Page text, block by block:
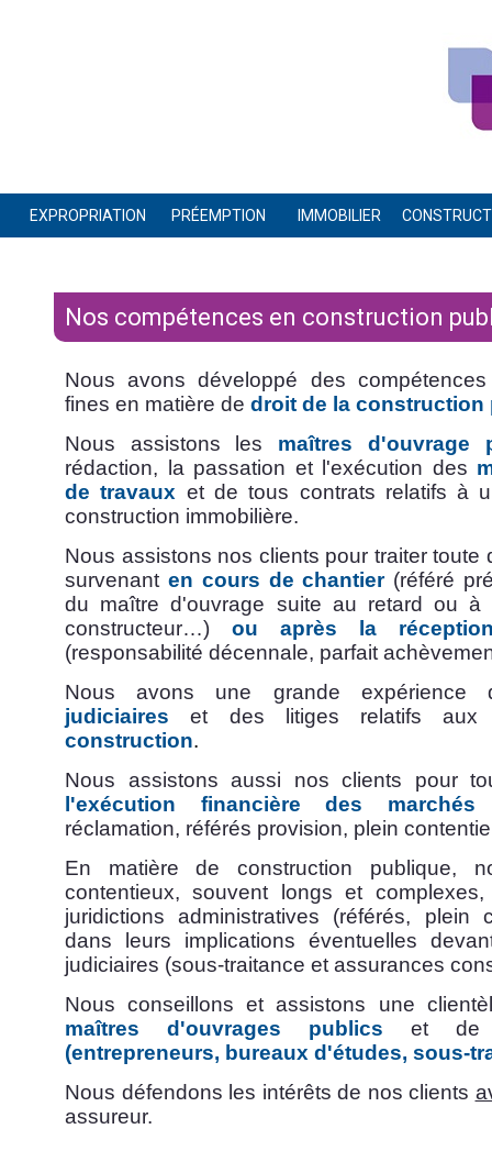
EXPROPRIATION PRÉEMPTION IMMOBILIER
Nos compétences en construction
Nous avons développé des compétences
fines en matière de droit de la construction
Nous assistons les maîtres d'ouvrage
rédaction, la passation et l'exécution des
de travaux et de tous contrats relatifs à
construction immobilière.
Nous assistons nos clients pour traiter toute
survenant en cours de chantier(référé
du maître d'ouvrage suite au retard ou à
constructeur…) ou après la
(responsabilité décennale, parfait
Nous avons une grande
judiciaires
et des litiges relatifs
construction.
Nous assistons aussi nos clients pour
l'exécution financière des marchés
réclamation, référés provision, plein
En matière de construction publique,
contentieux, souvent longs et
juridictions administratives (référés, plein
dans leurs implications éventuelles
judiciaires (sous-traitance et assurances
Nous conseillons et assistons une
maîtres d'ouvrages publics et
(entrepreneurs, bureaux d'études, sous-
Nous défendons les intérêts de nos clients
assureur.